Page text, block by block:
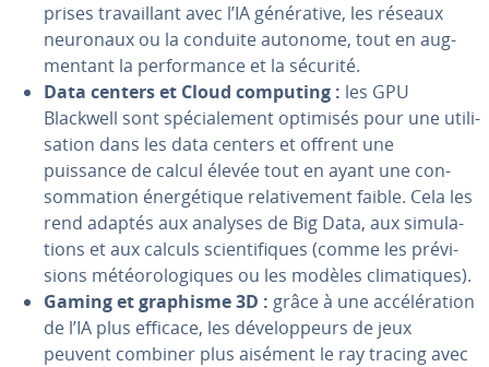
prises tra­vail­lant avec l’IA gé­né­ra­tive, les réseaux
neuronaux ou la conduite autonome, tout en aug­
men­tant la per­for­mance et la sécurité.
Data centers et Cloud computing : les GPU
Blackwell sont spé­cia­le­ment optimisés pour une uti­li­
sa­tion dans les data centers et offrent une
puissance de calcul élevée tout en ayant une con­
som­ma­tion éner­gé­tique re­la­ti­ve­ment faible. Cela les
rend adaptés aux analyses de Big Data, aux si­mu­la­
tions et aux calculs scien­ti­fiques (comme les pré­vi­
sions mé­téo­ro­lo­giques ou les modèles cli­ma­tiques).
Gaming et graphisme 3D : grâce à une ac­cé­lé­ra­tion
de l’IA plus efficace, les dé­ve­lop­peurs de jeux
peuvent combiner plus aisément le ray tracing avec